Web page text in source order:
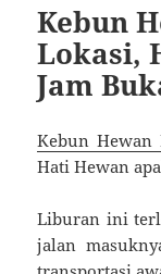
Kebun
Lokasi,
Jam
Kebun Hewan
Hati Hewan
Liburan ini
jalan